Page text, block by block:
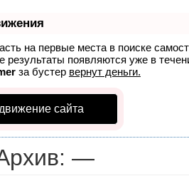
на первые места в поиске
результаты появляются уже в
за бустер вернут деньги.
сайта
—